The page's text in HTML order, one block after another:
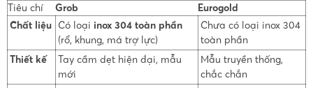
Tiêu chí
Grob
Eurogold
Chất liệu Có loại inox 304 toàn phần
(rổ, khung, má trợ lực)
Chưa có loại inox 304
toàn phần
Thiết kế
Tay cầm dẹt hiện đại, mẫu
mới
Mẫu truyền thống,
chắc chắn